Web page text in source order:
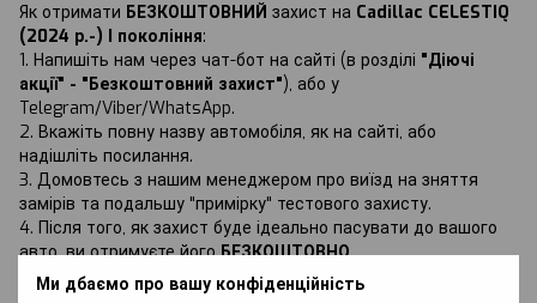
Ми дбаємо про вашу конфіденційність
Як отримати БЕЗКОШТОВНИЙ захист на Cadillac CELESTIQ
(2024 р.-) I покоління:
1. Напишіть нам через чат-бот на сайті (в розділі "Діючі
акції" - "Безкоштовний захист"), або у
Telegram/Viber/WhatsApp.
2. Вкажіть повну назву автомобіля, як на сайті, або
надішліть посилання.
3. Домовтесь з нашим менеджером про виїзд на зняття
замірів та подальшу "примірку" тестового захисту.
4. Після того, як захист буде ідеально пасувати до вашого
авто, ви отримуєте йогоБЕЗКОШТОВНО.